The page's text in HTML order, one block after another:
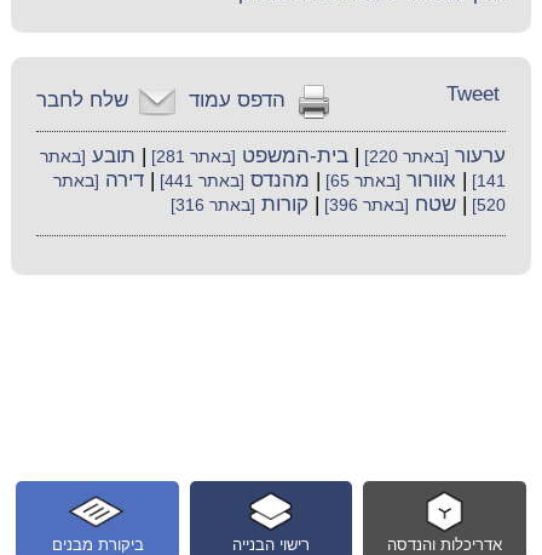
שלח לחבר הדפס עמוד Tweet
ערעור [באתר 220] |בית-המשפט [באתר 281] תובע [באתר
141]
|אוורור [באתר 65] מהנדס [באתר 441] |דירה [באתר
520]
|שטח [באתר 396] קורות [באתר 316]
ביקורת מבנים רישוי הבנייה אדריכלות והנדסה